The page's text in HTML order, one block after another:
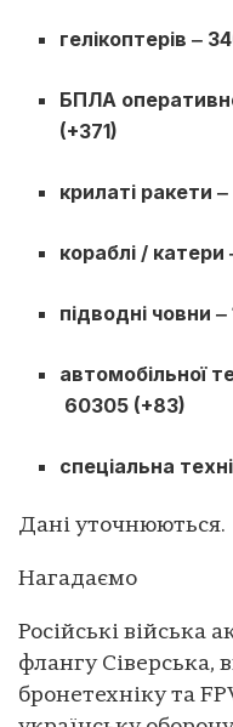
гелікоптерів ‒
БПЛА
(+371)
крилаті ракети
кораблі / катери
підводні човни ‒
автомобільної
60305 (+83)
спеціальна
Дані уточнюються.
Нагадаємо
Російські війська
флангу Сіверська,
бронетехніку та